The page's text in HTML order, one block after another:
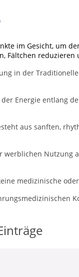
im Gesicht, um
Fältchen
in der
Energie entlang
aus sanften,
Nutzung
medizinische